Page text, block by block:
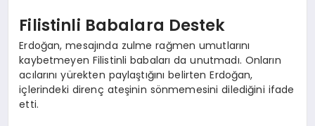
Filistinli Babalara Destek
Erdoğan, mesajında zulme rağmen umutlarını
kaybetmeyen Filistinli babaları da unutmadı. Onların
acılarını yürekten paylaştığını belirten Erdoğan,
içlerindeki direnç ateşinin sönmemesini dilediğini ifade
etti.